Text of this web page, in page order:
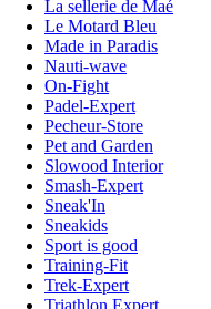
La sellerie de Maé
Le Motard Bleu
Made in Paradis
Nauti-wave
On-Fight
Padel-Expert
Pecheur-Store
Pet and Garden
Slowood Interior
Smash-Expert
Sneak'In
Sneakids
Sport is good
Training-Fit
Trek-Expert
Triathlon Expert